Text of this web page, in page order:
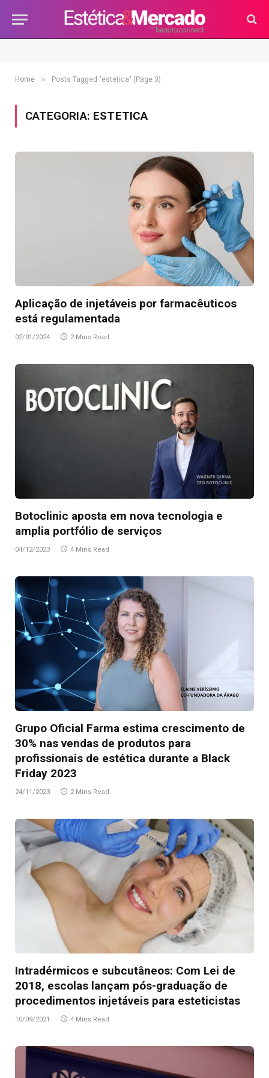
Home » Posts Tagged "estetica" (Page 3)
CATEGORIA: ESTETICA
Aplicação de injetáveis por farmacêuticos
está regulamentada
02/01/2024 2 Mins Read
Botoclinic aposta em nova tecnologia e
amplia portfólio de serviços
04/12/2023 4 Mins Read
Grupo Oficial Farma estima crescimento de
30% nas vendas de produtos para
profissionais de estética durante a Black
Friday 2023
24/11/2023 2 Mins Read
Intradérmicos e subcutâneos: Com Lei de
2018, escolas lançam pós-graduação de
procedimentos injetáveis para esteticistas
10/09/2021 4 Mins Read